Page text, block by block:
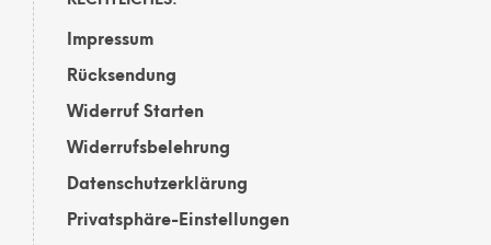
Impressum
Rücksendung
Widerruf Starten
Widerrufsbelehrung
Datenschutzerklärung
Privatsphäre-Einstellungen